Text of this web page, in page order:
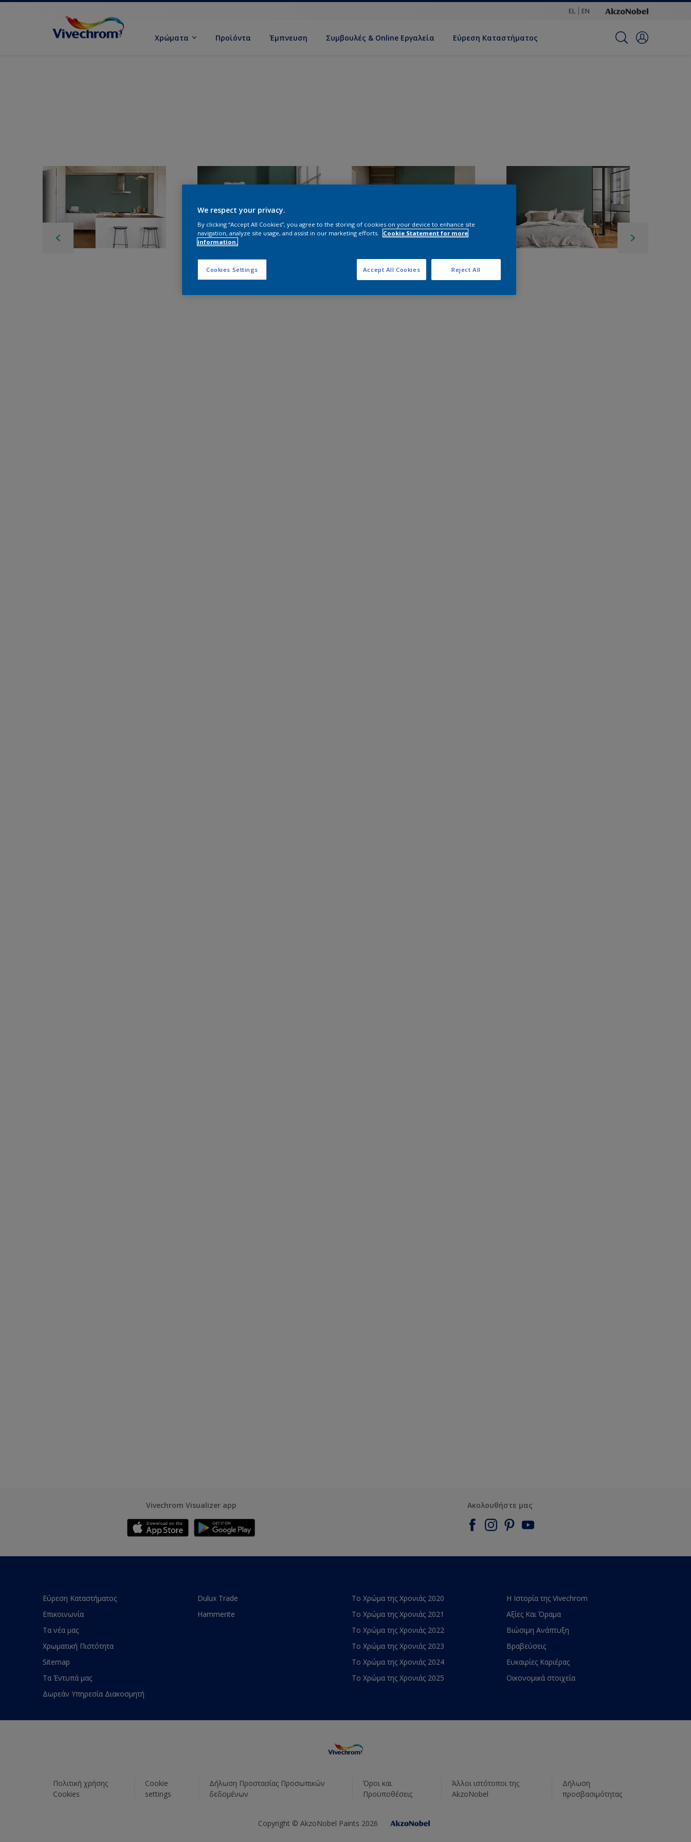
EL EN
Χρώματα Προϊόντα Έμπνευση Συμβουλές & Online Εργαλεία Εύρεση Καταστήματος
Vivechrom Visualizer app Ακολουθήστε μας
Εύρεση Καταστήματος
Επικοινωνία
Τα νέα μας
Χρωματική Πιστότητα
Sitemap
Τα Έντυπά μας
Δωρεάν Υπηρεσία Διακοσμητή
Dulux Trade
Hammerite
Το Χρώμα της Χρονιάς 2020
Το Χρώμα της Χρονιάς 2021
Το Χρώμα της Χρονιάς 2022
Το Χρώμα της Χρονιάς 2023
Το Χρώμα της Χρονιάς 2024
Το Χρώμα της Χρονιάς 2025
Η Ιστορία της Vivechrom
Αξίες Και Όραμα
Βιώσιμη Ανάπτυξη
Βραβεύσεις
Ευκαιρίες Καριέρας
Οικονομικά στοιχεία
Πολιτική χρήσης
Cookies
Cookie
settings
Δήλωση Προστασίας Προσωπικών
δεδομένων
Όροι και
Προϋποθέσεις
Άλλοι ιστότοποι της
AkzoNobel
Δήλωση
προσβασιμότητας
Copyright © AkzoNobel Paints 2026
We respect your privacy.
By clicking “Accept All Cookies”, you agree to the storing of cookies on your device to enhance site
navigation, analyze site usage, and assist in our marketing efforts.
Cookie Statement for more
information.
Cookies Settings Reject All
Accept All Cookies